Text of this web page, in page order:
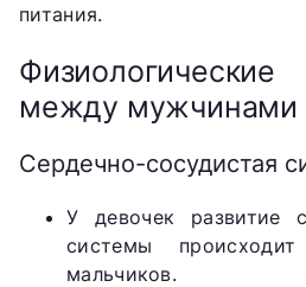
питания.
между
Сердечно-сосудистая
У девочек развитие
системы
мальчиков.